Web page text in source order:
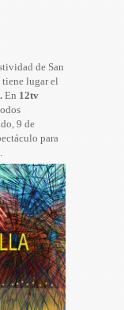
de San
, tiene lugar el
En 12tv
9 de
para